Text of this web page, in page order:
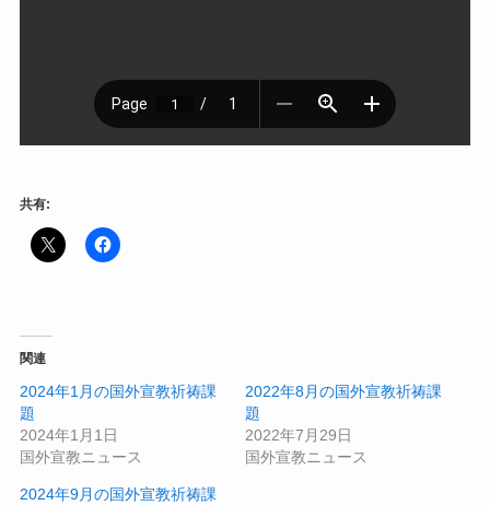
共有:
関連
2024年1月の国外宣教祈祷課
題
2024年1月1日
国外宣教ニュース
2022年8月の国外宣教祈祷課
題
2022年7月29日
国外宣教ニュース
2024年9月の国外宣教祈祷課